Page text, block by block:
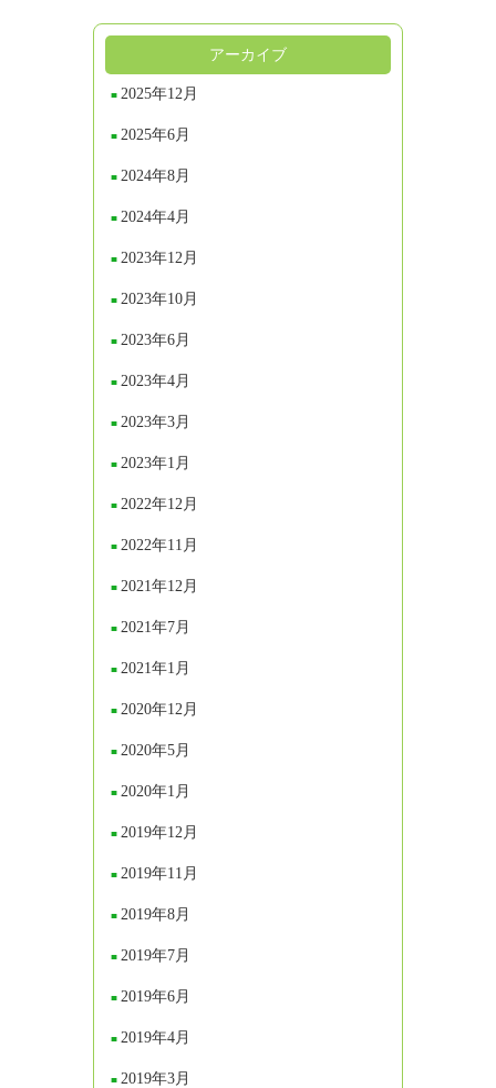
アーカイブ
2025年12月
2025年6月
2024年8月
2024年4月
2023年12月
2023年10月
2023年6月
2023年4月
2023年3月
2023年1月
2022年12月
2022年11月
2021年12月
2021年7月
2021年1月
2020年12月
2020年5月
2020年1月
2019年12月
2019年11月
2019年8月
2019年7月
2019年6月
2019年4月
2019年3月